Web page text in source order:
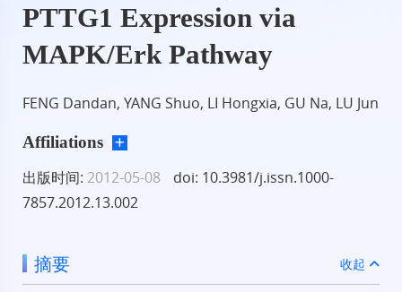
PTTG1 Expression via
MAPK/Erk Pathway
FENG Dandan, YANG Shuo, LI Hongxia, GU Na, LU Jun
Affiliations
出版时间: 2012-05-08
doi: 10.3981/j.issn.1000-
7857.2012.13.002
摘要 收起